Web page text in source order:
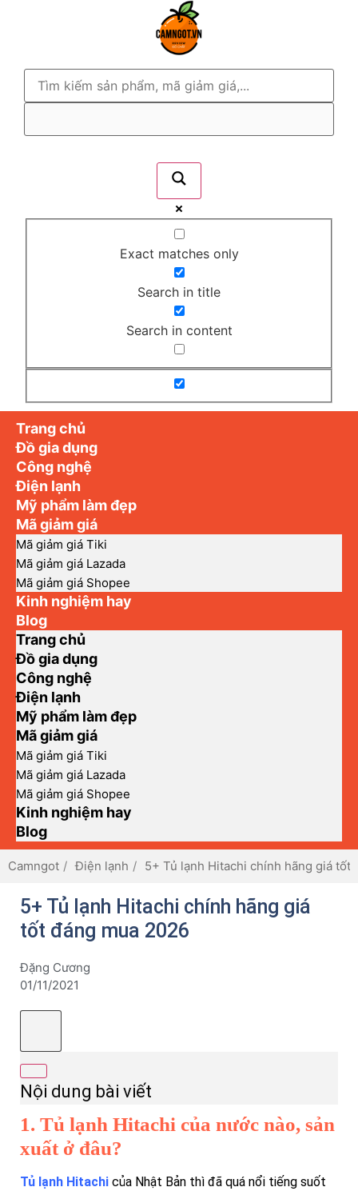
Exact matches only
Search in title
Search in content
Trang chủ
Đồ gia dụng
Công nghệ
Điện lạnh
Mỹ phẩm làm đẹp
Mã giảm giá
Mã giảm giá Tiki
Mã giảm giá Lazada
Mã giảm giá Shopee
Kinh nghiệm hay
Blog
Trang chủ
Đồ gia dụng
Công nghệ
Điện lạnh
Mỹ phẩm làm đẹp
Mã giảm giá
Mã giảm giá Tiki
Mã giảm giá Lazada
Mã giảm giá Shopee
Kinh nghiệm hay
Blog
Camngot Điện lạnh 5+ Tủ lạnh Hitachi chính hãng giá tốt
5+ Tủ lạnh Hitachi chính hãng giá
tốt đáng mua 2026
Đặng Cương
01/11/2021
Nội dung bài viết
1. Tủ lạnh Hitachi của nước nào, sản
xuất ở đâu?
Tủ lạnh Hitachi của Nhật Bản thì đã quá nổi tiếng suốt